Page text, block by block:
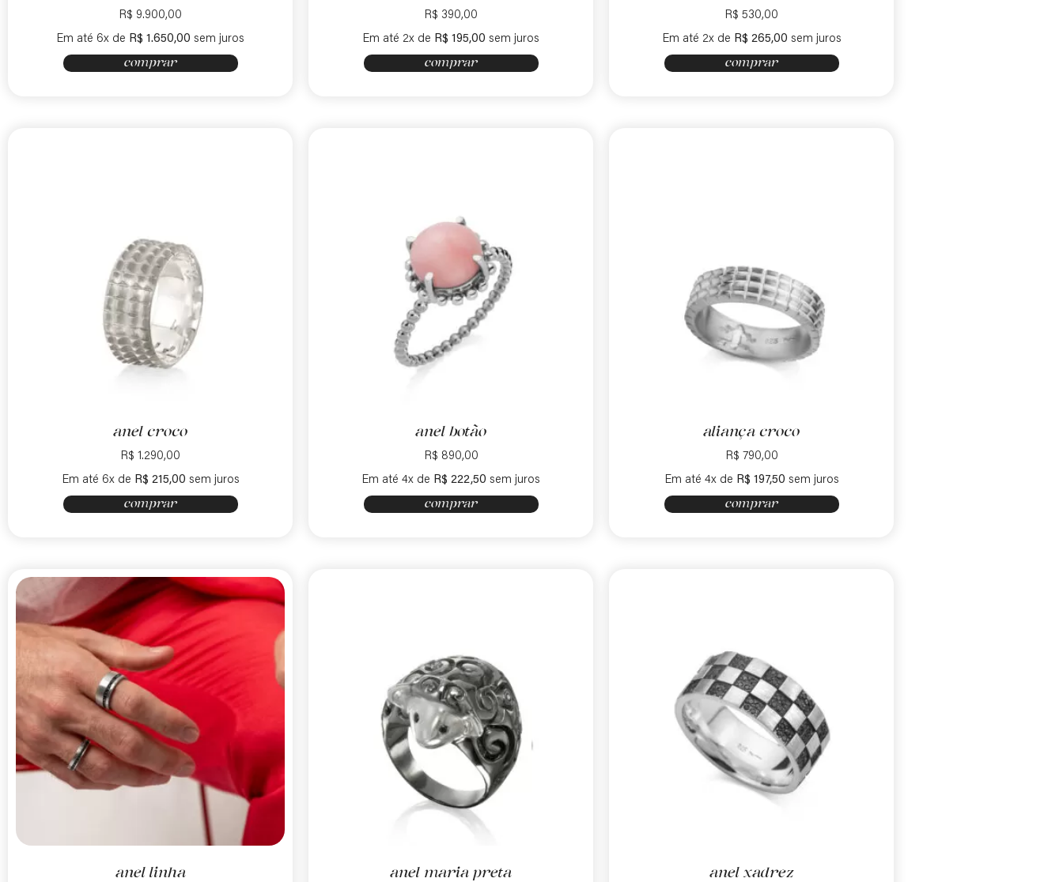
R$ 9.900,00
Em até 6x de R$ 1.650,00 sem juros
comprar
R$ 390,00
Em até 2x de R$ 195,00 sem juros
comprar
R$ 530,00
Em até 2x de R$ 265,00 sem juros
comprar
anel croco
R$ 1.290,00
Em até 6x de R$ 215,00 sem juros
comprar
anel botão
R$ 890,00
Em até 4x de R$ 222,50 sem juros
comprar
aliança croco
R$ 790,00
Em até 4x de R$ 197,50 sem juros
comprar
anel linha anel maria preta anel xadrez